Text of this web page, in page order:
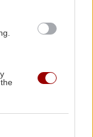
08:23
62χρονη
Αγίου